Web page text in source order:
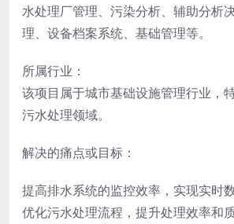
水处理厂管理、污染分析、辅助分析
理、设备档案系统、基础管理等。
所属行业：
该项目属于城市基础设施管理行业，
污水处理领域。
解决的痛点或目标：
提高排水系统的监控效率，实现实时数
优化污水处理流程，提升处理效率和质